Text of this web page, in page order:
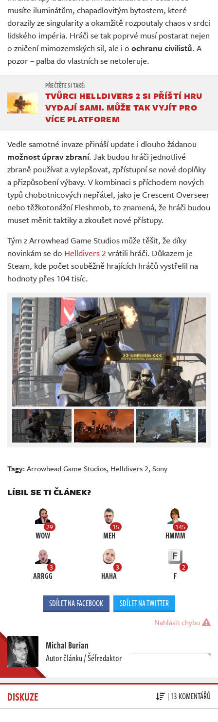
musíte iluminátům, chapadlovitým bytostem, které
dorazily ze singularity a okamžitě rozpoutaly chaos v srdci
lidského impéria. Hráči se tak poprvé musí postarat nejen
o zničení mimozemských sil, ale i o ochranu civilistů. A
pozor – palba do vlastních se netoleruje.
TVŮRCI HELLDIVERS 2 SI PŘÍŠTÍ HRU
VYDAJÍ SAMI. MŮŽE TAK VYJÍT PRO
VÍCE PLATFOREM
Vedle samotné invaze přináší update i dlouho žádanou
možnost úprav zbraní. Jak budou hráči jednotlivé
zbraně používat a vylepšovat, zpřístupní se nové doplňky
a přizpůsobení výbavy. V kombinaci s příchodem nových
typů chobotnicových nepřátel, jako je Crescent Overseer
nebo těžkotonážní Fleshmob, to znamená, že hráči budou
muset měnit taktiky a zkoušet nové přístupy.
Tým z Arrowhead Game Studios může těšit, že díky
novinkám se do Helldivers 2 vrátili hráči. Důkazem je
Steam, kde počet souběžně hrajících hráčů vystřelil na
hodnoty přes 104 tisíc.
Tagy:Arrowhead Game Studios, Helldivers 2,Sony
LÍBIL SE TI ČLÁNEK?
29
WOW
15
MEH
145
HMMM
3
ARRGG
3
HAHA
2
F
SDÍLET NA FACEBOOK SDÍLET NA TWITTER
Nahlásit chybu
Michal Burian
Autor článku / Šéfredaktor
DISKUZE | 13 KOMENTÁŘŮ